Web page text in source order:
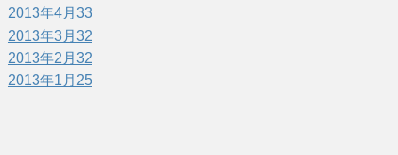
2013年4月 33
2013年3月 32
2013年2月 32
2013年1月 25